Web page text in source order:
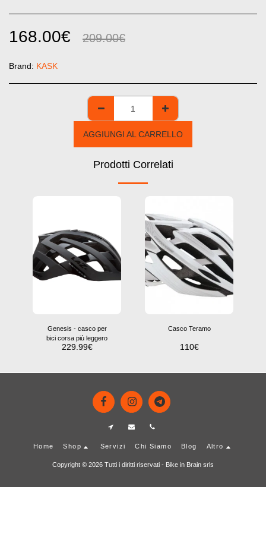
168.00€ 209.00€
Brand: KASK
AGGIUNGI AL CARRELLO
Prodotti Correlati
Genesis - casco per
bici corsa più leggero
229.99€
Casco Teramo
110€
Home Shop Servizi Chi Siamo Blog Altro
Copyright © 2026 Tutti i diritti riservati - Bike in Brain srls